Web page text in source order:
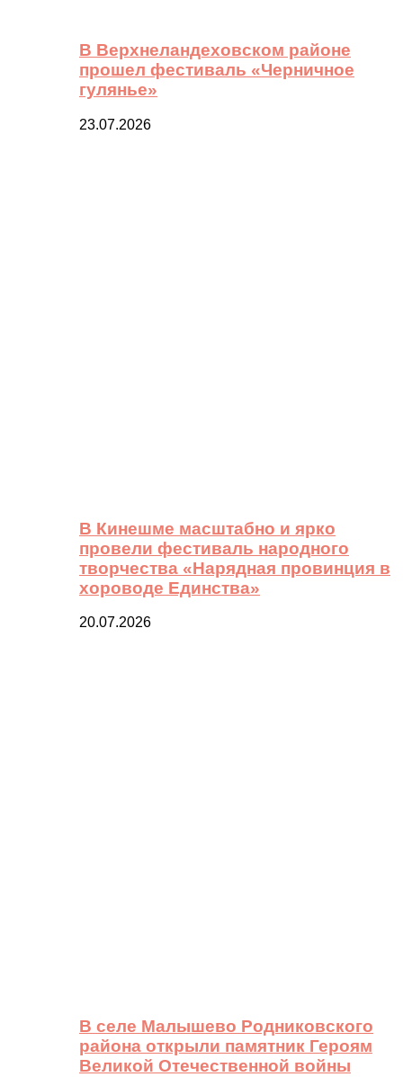
В Верхнеландеховском районе
прошел фестиваль «Черничное
гулянье»
23.07.2026
В Кинешме масштабно и ярко
провели фестиваль народного
творчества «Нарядная провинция в
хороводе Единства»
20.07.2026
В селе Малышево Родниковского
района открыли памятник Героям
Великой Отечественной войны